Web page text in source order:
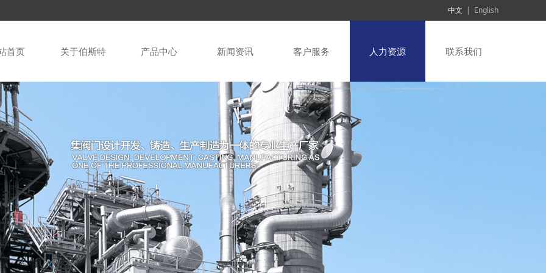
中文 | English
首页 关于伯斯特 产品中心 新闻资讯 客户服务 人力资源 联系我们